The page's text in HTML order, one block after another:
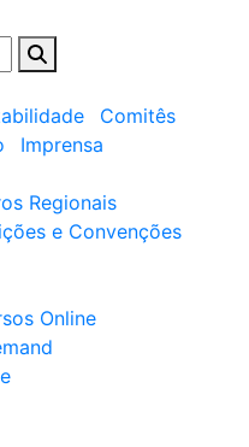
Comitês
Imprensa
Regionais
e Convenções
Online